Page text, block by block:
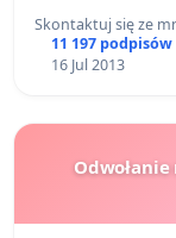
Skontaktuj się ze
11 197 podpisów
16 Jul 2013